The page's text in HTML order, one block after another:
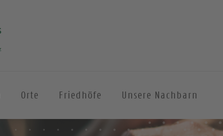
Orte Friedhöfe Unsere Nachbarn